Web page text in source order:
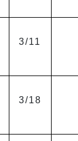
3/11
3/18